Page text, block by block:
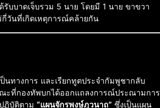
บบาดเจ็บรวม 5 นาย โดยมี 1 นาย ขาขวา
วันที่เกิดเหตุการณ์คล้ายกัน
ทางการ และเรียกทูตประจำกัมพูชากลับ
ะที่กองทัพบกได้ออกแถลงการณ์ประณามการ
ฏิบัติตาม “แผนจักรพงษ์ภูวนาถ” ซึ่งเป็นแผน